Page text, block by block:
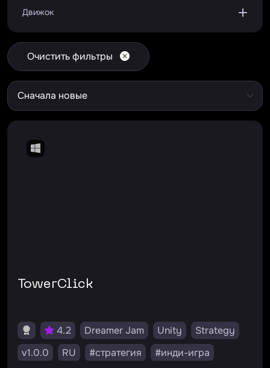
Движок
Очистить фильтры
TowerClick
4.2 Dreamer Jam Unity
Strategy
v1.0.0
RU #стратегия
#инди-игра